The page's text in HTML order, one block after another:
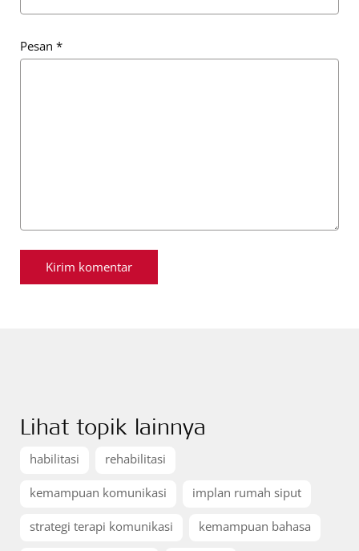
Pesan *
Lihat topik lainnya
habilitasi rehabilitasi
kemampuan komunikasi implan rumah siput
strategi terapi komunikasi kemampuan bahasa